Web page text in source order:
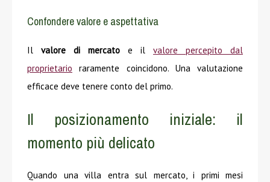
Confondere valore e aspettativa
Il valore di mercato e il valore percepito dal
proprietario raramente coincidono. Una valutazione
efficace deve tenere conto del primo.
Il posizionamento iniziale: il
momento più delicato
Quando una villa entra sul mercato, i primi mesi